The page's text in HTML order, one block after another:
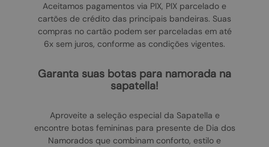
Aceitamos pagamentos via PIX, PIX parcelado e
cartões de crédito das principais bandeiras. Suas
compras no cartão podem ser parceladas em até
6x sem juros, conforme as condições vigentes.
garanta suas botas para namorada na
sapatella!
Aproveite a seleção especial da Sapatella e
encontre botas femininas para presente de Dia dos
Namorados que combinam conforto, estilo e